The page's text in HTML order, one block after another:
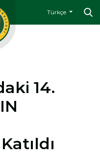
Türkçe
14.